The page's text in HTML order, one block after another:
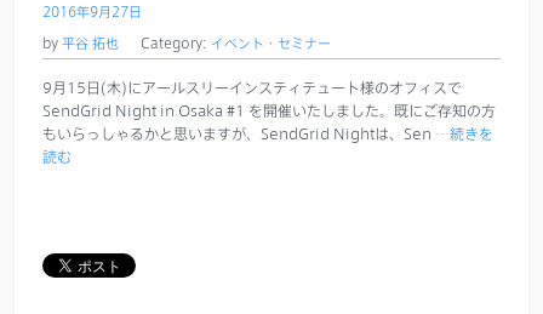
2016年9月27日
by 平谷 拓也 Category: イベント・セミナー
9月15日(木)にアールスリーインスティテュート様のオフィスで
SendGrid Night in Osaka #1 を開催いたしました。既にご存知の方
もいらっしゃるかと思いますが、SendGrid Nightは、Sen …続きを
読む